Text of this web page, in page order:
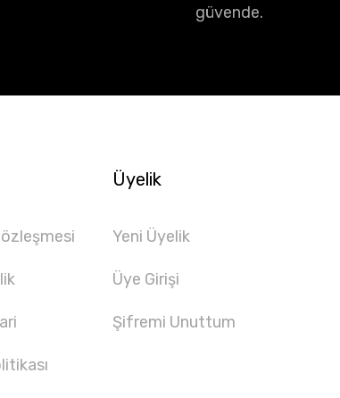
güvende.
Üyelik
Yeni Üyelik
Üye Girişi
Şifremi Unuttum